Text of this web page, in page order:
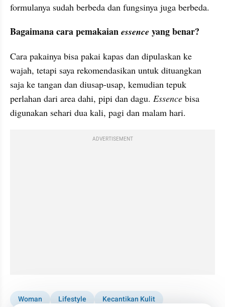
formulanya sudah berbeda dan fungsinya juga berbeda.
Bagaimana cara pemakaian essence yang benar?
Cara pakainya bisa pakai kapas dan dipulaskan ke
wajah, tetapi saya rekomendasikan untuk dituangkan
saja ke tangan dan diusap-usap, kemudian tepuk
perlahan dari area dahi, pipi dan dagu. Essence bisa
digunakan sehari dua kali, pagi dan malam hari.
ADVERTISEMENT
Woman Lifestyle Kecantikan Kulit